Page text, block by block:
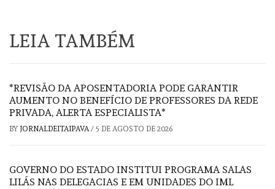
LEIA TAMBÉM
*REVISÃO DA APOSENTADORIA PODE GARANTIR
AUMENTO NO BENEFÍCIO DE PROFESSORES DA REDE
PRIVADA, ALERTA ESPECIALISTA*
BY JORNALDEITAIPAVA/ 5 DE AGOSTO DE 2026
GOVERNO DO ESTADO INSTITUI PROGRAMA SALAS
LILÁS NAS DELEGACIAS E EM UNIDADES DO IML